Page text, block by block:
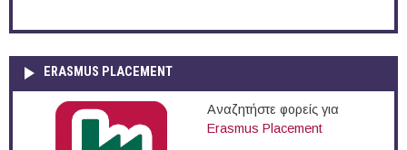
ERASMUS PLACEMENT
Αναζητήστε φορείς για
Erasmus Placement